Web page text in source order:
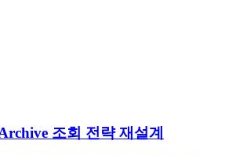
조회 전략 재설계